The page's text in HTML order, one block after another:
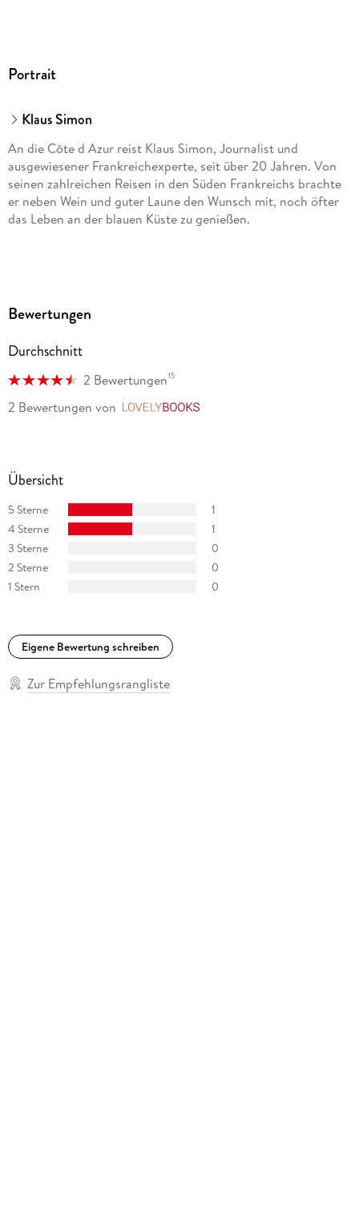
Portrait
Klaus Simon
An die Côte d Azur reist Klaus Simon, Journalist und
ausgewiesener Frankreichexperte, seit über 20 Jahren. Von
seinen zahlreichen Reisen in den Süden Frankreichs brachte
er neben Wein und guter Laune den Wunsch mit, noch öfter
das Leben an der blauen Küste zu genießen.
Bewertungen
Durchschnitt
2 Bewertungen15
2 Bewertungen von
Übersicht
5 Sterne
1
4 Sterne
1
3 Sterne
0
2 Sterne
0
1 Stern
0
Eigene Bewertung schreiben
Zur Empfehlungsrangliste